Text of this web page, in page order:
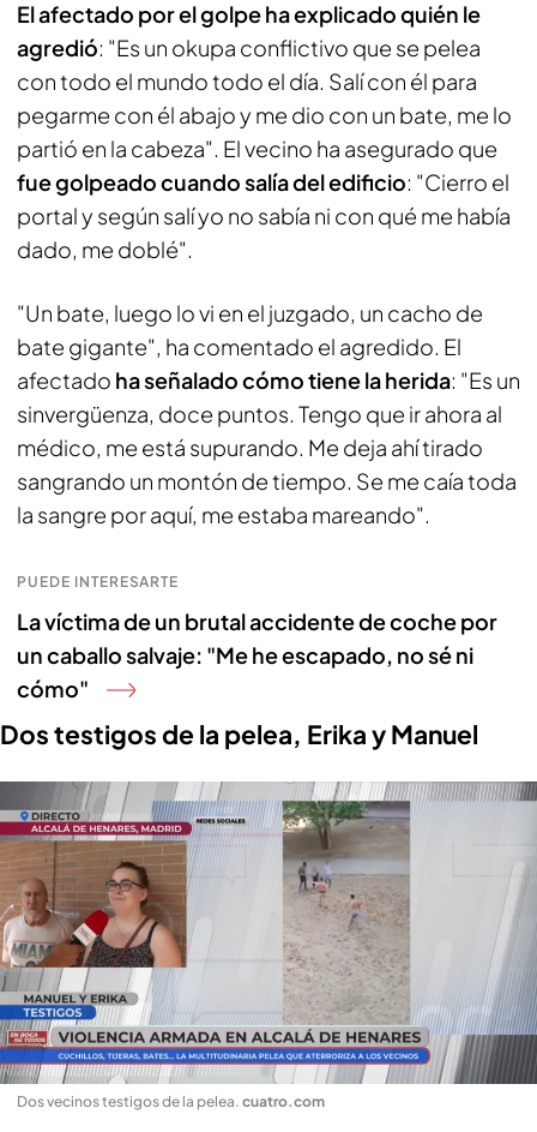
El afectado por el golpe ha explicado quién le
agredió: "Es un okupa conflictivo que se pelea
con todo el mundo todo el día. Salí con él para
pegarme con él abajo y me dio con un bate, me lo
partió en la cabeza". El vecino ha asegurado que
fue golpeado cuando salía del edificio: "Cierro el
portal y según salí yo no sabía ni con qué me había
dado, me doblé".
"Un bate, luego lo vi en el juzgado, un cacho de
bate gigante", ha comentado el agredido. El
afectado ha señalado cómo tiene la herida: "Es un
sinvergüenza, doce puntos. Tengo que ir ahora al
médico, me está supurando. Me deja ahí tirado
sangrando un montón de tiempo. Se me caía toda
la sangre por aquí, me estaba mareando".
PUEDE INTERESARTE
La víctima de un brutal accidente de coche por
un caballo salvaje: "Me he escapado, no sé ni
cómo"
Dos testigos de la pelea, Erika y Manuel
Dos vecinos testigos de la pelea. cuatro.com